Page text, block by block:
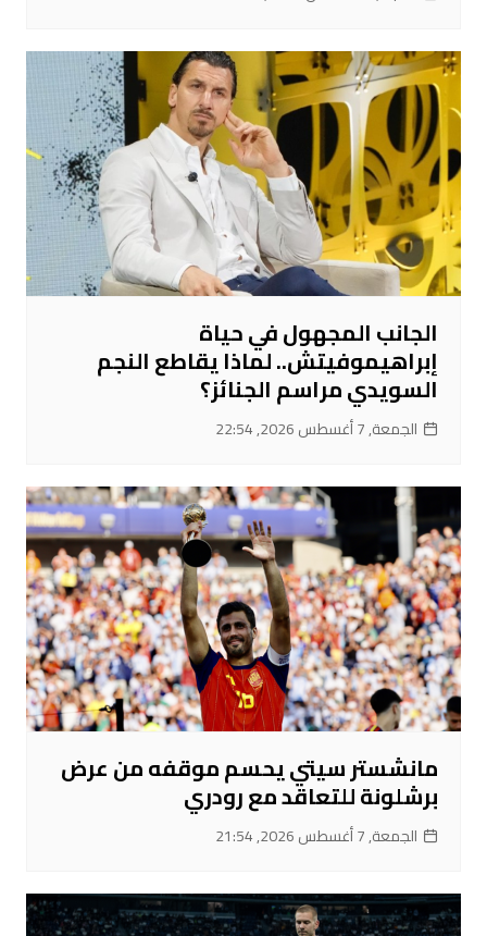
الجانب المجهول في حياة
إبراهيموفيتش.. لماذا يقاطع النجم
السويدي مراسم الجنائز؟
الجمعة, 7 أغسطس 2026, 22:54
مانشستر سيتي يحسم موقفه من عرض
برشلونة للتعاقد مع رودري
الجمعة, 7 أغسطس 2026, 21:54